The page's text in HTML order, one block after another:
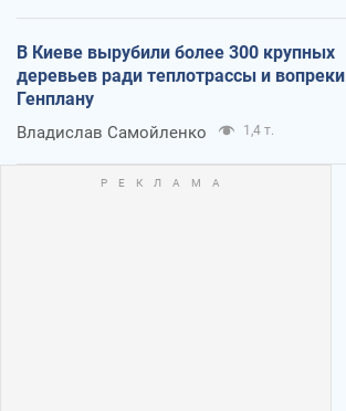
В Киеве вырубили более 300 крупных
деревьев ради теплотрассы и вопреки
Генплану
Владислав Самойленко 1,4 т.